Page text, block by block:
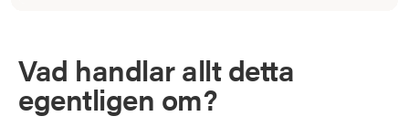
Vad handlar allt detta
egentligen om?